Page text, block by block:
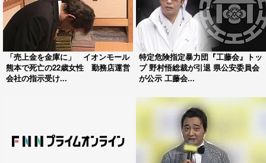
「売上金を金庫に」 イオンモール
熊本で死亡の22歳女性 勤務店運営
会社の指示受け...
特定危険指定暴力団『工藤会』トッ
プ 野村悟総裁が引退 県公安委員会
が公示 工藤会...